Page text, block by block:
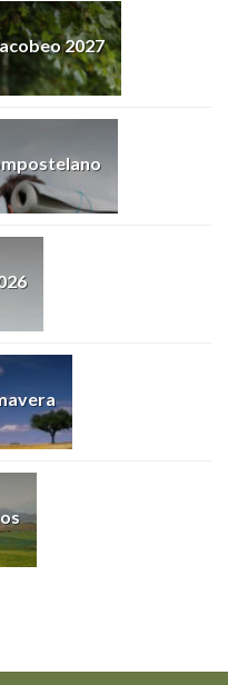
2027